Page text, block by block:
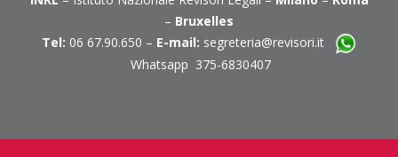
– Bruxelles
Tel: 06 67.90.650 – E-mail: segreteria@revisori.it
Whatsapp 375-6830407